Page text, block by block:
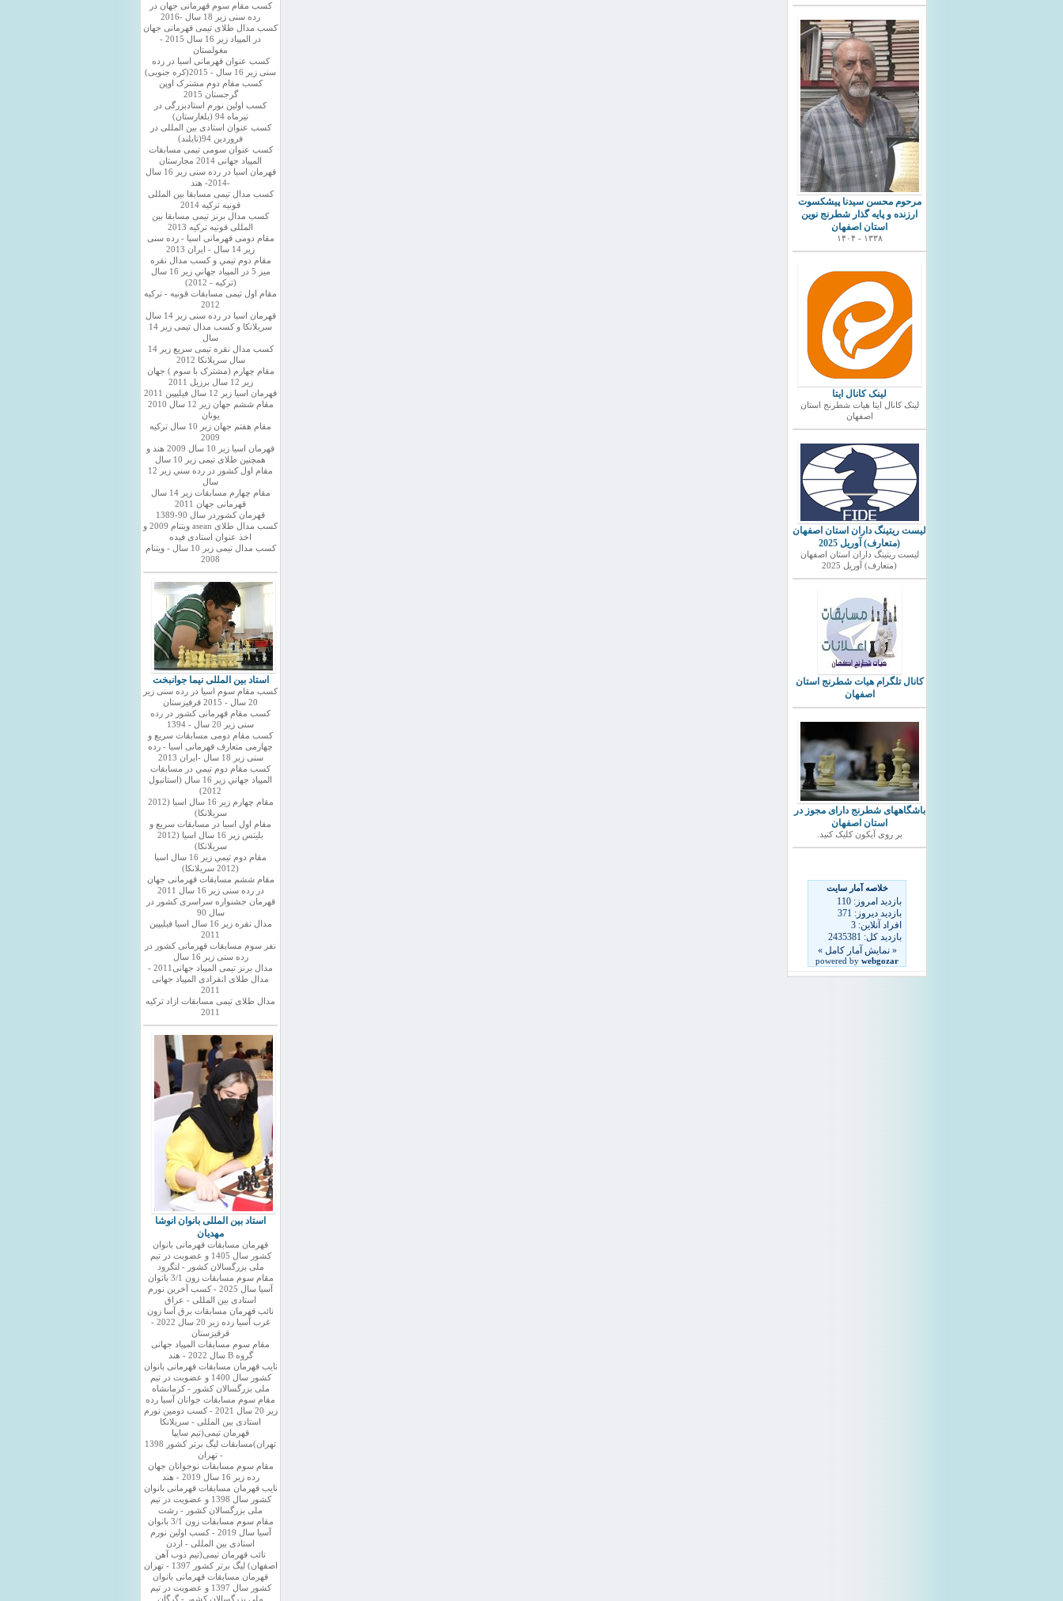
مرحوم محسن سیدنا پیشکسوت
ارزنده و پایه گذار شطرنج نوین
استان اصفهان
۱۳۳۸ - ۱۴۰۴
لینک کانال ایتا
لینک کانال ایتا هیات شطرنج استان
اصفهان
ليست ريتينگ داران استان اصفهان
(متعارف) آوریل 2025
ليست ريتينگ داران استان اصفهان
(متعارف) آوریل 2025
کانال تلگرام هیات شطرنج استان
اصفهان
باشگاههای شطرنج دارای مجوز در
استان اصفهان
بر روی آیکون کلیک کنید.
کسب مقام سوم قهرمانی جهان در
رده سنی زیر 18 سال -2016
کسب مدال طلای تیمی قهرمانی جهان
در المپیاد زیر 16 سال 2015 -
مغولستان
کسب عنوان قهرمانی اسیا در رده
سنی زیر 16 سال - 2015(کره جنوبی)
کسب مقام دوم مشترک اوپن
گرجستان 2015
کسب اولین نورم استادبزرگی در
تیرماه 94 (بلغارستان)
کسب عنوان استادی بین المللی در
فروردین 94(تایلند)
کسب عنوان سومی تیمی مسابقات
المپیاد جهانی 2014 مجارستان
قهرمان اسیا در رده سنی زیر 16 سال
-2014- هند
کسب مدال تیمی مسابقا بین المللی
قونیه ترکیه 2014
کسب مدال برنز تیمی مسابقا بین
المللی قونیه ترکیه 2013
مقام دومی قهرمانی اسیا - رده سنی
زیر 14 سال - ایران 2013
مقام دوم تيمي و كسب مدال نقره
ميز 5 در المپياد جهاني زير 16 سال
(تركيه - 2012)
مقام اول تیمی مسابقات قونیه - ترکیه
2012
قهرمان اسیا در رده سنی زیر 14 سال
سريلانكا و کسب مدال تیمی زیر 14
سال
کسب مدال نقره تیمی سریع زیر 14
سال سریلانکا 2012
مقام چهارم (مشترک با سوم ) جهان
زیر 12 سال برزیل 2011
قهرمان اسيا زير 12 سال فیلیپین 2011
مقام ششم جهان زیر 12 سال 2010
یونان
مقام هفتم جهان زیر 10 سال ترکیه
2009
قهرمان اسيا زیر 10 سال 2009 هند و
همچنین طلای تیمی زیر 10 سال
مقام اول كشور در رده سني زير 12
سال
مقام چهارم مسابقات زیر 14 سال
قهرمانی جهان 2011
قهرمان کشوردر سال 90-1389
کسب مدال طلای asean ویتنام 2009 و
اخذ عنوان استادی فیده
کسب مدال تیمی زیر 10 سال - ویتنام
2008
استاد بین المللی نیما جوانبخت
کسب مقام سوم اسیا در رده سنی زیر
20 سال - 2015 قرقیزستان
کسب مقام قهرمانی کشور در رده
سنی زیر 20 سال - 1394
کسب مقام دومی مسابقات سریع و
چهارمی متعارف قهرمانی اسیا - رده
سنی زیر 18 سال -ایران 2013
كسب مقام دوم تيمي در مسابقات
المپياد جهاني زير 16 سال (استانبول
2012)
مقام چهارم زير 16 سال اسيا (2012
سريلانكا)
مقام اول اسيا در مسابقات سريع و
بليتس زير 16 سال اسيا (2012
سريلانكا)
مقام دوم تيمي زير 16 سال اسيا
(2012 سريلانكا)
مقام ششم مسابقات قهرمانی جهان
در رده سنی زیر 16 سال 2011
قهرمان جشنواره سراسری کشور در
سال 90
مدال نقره زیر 16 سال اسیا فیلیپین
2011
نفر سوم مسابقات قهرمانی کشور در
رده سنی زیر 16 سال
مدال برنز تیمی المپیاد جهانی2011 -
مدال طلای انفرادی المپیاد جهانی
2011
مدال طلای تیمی مسابقات ازاد ترکیه
2011
استاد بین المللی بانوان انوشا
مهدیان
قهرمان مسابقات قهرمانی بانوان
کشور سال 1405 و عضویت در تیم
ملی بزرگسالان کشور - لنگرود
مقام سوم مسابقات زون 3/1 بانوان
آسیا سال 2025 - کسب آخرین نورم
استادی بین المللی - عراق
نائب قهرمان مسابقات برق آسا زون
غرب آسیا رده زیر 20 سال 2022 -
قرقیزستان
مقام سوم مسابقات المپیاد جهانی
گروه B سال 2022 - هند
نایب قهرمان مسابقات قهرمانی بانوان
کشور سال 1400 و عضویت در تیم
ملی بزرگسالان کشور - کرمانشاه
مقام سوم مسابقات جوانان آسیا رده
زیر 20 سال 2021 - کسب دومین نورم
استادی بین المللی - سریلانکا
قهرمان تیمی(تیم سایپا
تهران)مسابقات لیگ برتر کشور 1398
- تهران
مقام سوم مسابقات نوجوانان جهان
رده زیر 16 سال 2019 - هند
نایب قهرمان مسابقات قهرمانی بانوان
کشور سال 1398 و عضویت در تیم
ملی بزرگسالان کشور - رشت
مقام سوم مسابقات زون 3/1 بانوان
آسیا سال 2019 - کسب اولین نورم
استادی بین المللی - اردن
نائب قهرمان تیمی(تیم ذوب آهن
اصفهان) لیگ برتر کشور 1397 - تهران
قهرمان مسابقات قهرمانی بانوان
کشور سال 1397 و عضویت در تیم
ملی بزرگسالان کشور - گرگان